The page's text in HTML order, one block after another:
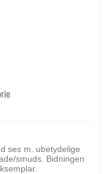
ses m. ubetydelige
smuds. Bidningen